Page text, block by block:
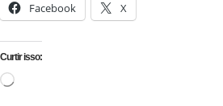
Facebook X
Curtir isso: